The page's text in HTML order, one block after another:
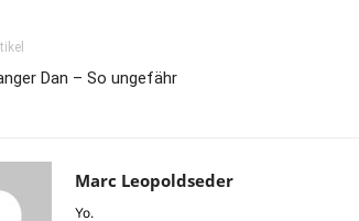
Dan – So ungefähr
Marc Leopoldseder
Yo.